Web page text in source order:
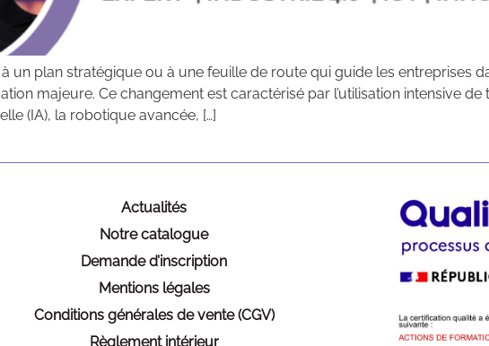
un plan stratégique ou à une feuille de route qui guide les entreprises
majeure. Ce changement est caractérisé par l’utilisation intensive
(IA), la robotique avancée, […]
Actualités
Notre catalogue
Demande d’inscription
Mentions légales
Conditions générales de vente (CGV)
Règlement intérieur